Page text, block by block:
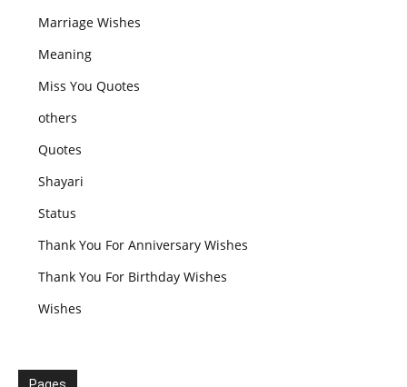
Marriage Wishes
Meaning
Miss You Quotes
others
Quotes
Shayari
Status
Thank You For Anniversary Wishes
Thank You For Birthday Wishes
Wishes